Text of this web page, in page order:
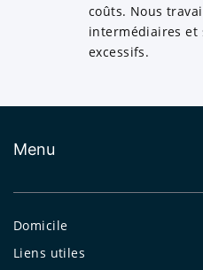
coûts. Nous
intermédiaires et
excessifs.
Menu
Domicile
Liens utiles